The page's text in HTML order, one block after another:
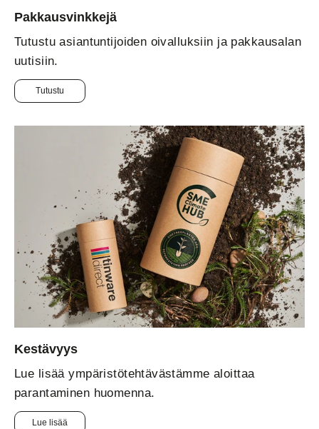
Pakkausvinkkejä
Tutustu asiantuntijoiden oivalluksiin ja pakkausalan
uutisiin.
Tutustu
Kestävyys
Lue lisää ympäristötehtävästämme aloittaa
parantaminen huomenna.
Lue lisää